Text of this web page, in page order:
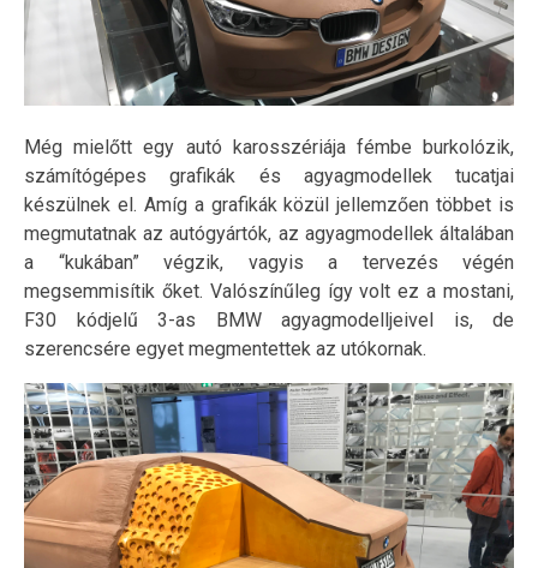
Még mielőtt egy autó karosszériája fémbe burkolózik,
számítógépes grafikák és agyagmodellek tucatjai
készülnek el. Amíg a grafikák közül jellemzően többet is
megmutatnak az autógyártók, az agyagmodellek általában
a “kukában” végzik, vagyis a tervezés végén
megsemmisítik őket. Valószínűleg így volt ez a mostani,
F30 kódjelű 3-as BMW agyagmodelljeivel is, de
szerencsére egyet megmentettek az utókornak.